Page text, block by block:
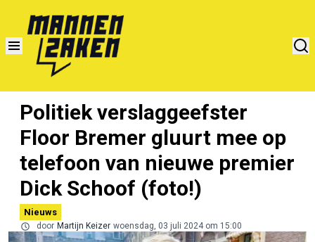
Politiek verslaggeefster
Floor Bremer gluurt mee op
telefoon van nieuwe premier
Dick Schoof (foto!)
Nieuws
door Martijn Keizer woensdag, 03 juli 2024 om 15:00